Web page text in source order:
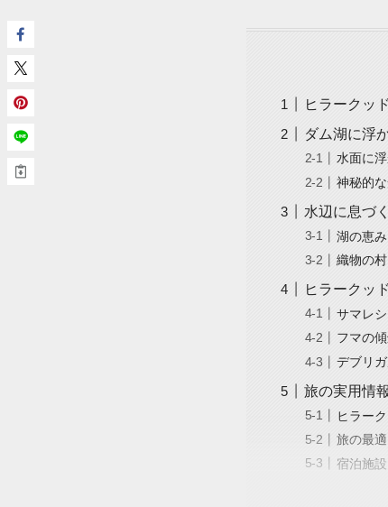
ヒラークッ
ダム湖に浮
水面に
神秘的
水辺に息づ
湖の恵
織物の
ヒラークッ
サマレ
フマの
デブリ
旅の実用情
ヒラー
旅の最
宿泊施